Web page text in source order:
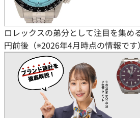
ロレックスの弟分として注目を集め
円前後（※2026年4月時点の情報で
イス時計です。ただ、購入後のリセ
よって大きく異なります。 ブラックベイ54やペラゴス39の
ように定価の約87％で取引される
シリーズによっては大きく値を下げ
選びが資産価値を左右します。 本記事では、チューダー現